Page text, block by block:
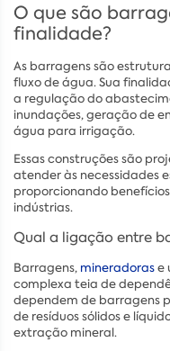
O que são
finalidade?
As barragens são
fluxo de água. Sua
a regulação do
inundações, geração de
água para irrigação.
Essas construções são
atender às necessidades
proporcionando
indústrias.
Qual a ligação entre
Barragens, mineradorase
complexa teia de
dependem de barragens
de resíduos sólidos e
extração mineral.